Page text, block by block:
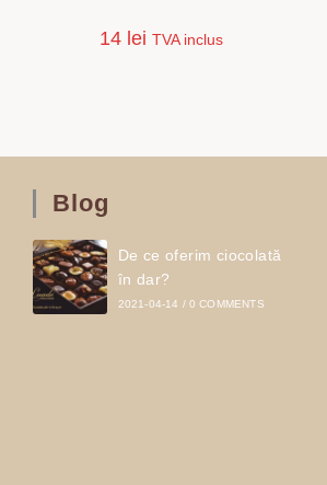
14 lei TVA inclus
Blog
De ce oferim ciocolată
în dar?
2021-04-14 / 0 COMMENTS